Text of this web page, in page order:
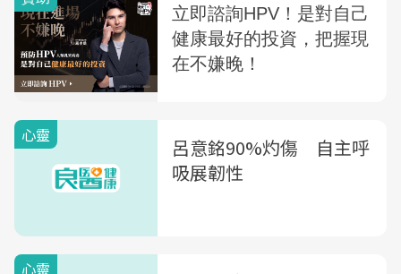
心靈
呂意銘90%灼傷 自主呼
吸展韌性
心靈